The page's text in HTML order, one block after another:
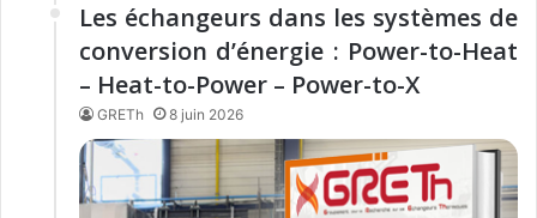
Les échangeurs dans les systèmes de
conversion d’énergie : Power-to-Heat
– Heat-to-Power – Power-to-X
GRETh 8 juin 2026